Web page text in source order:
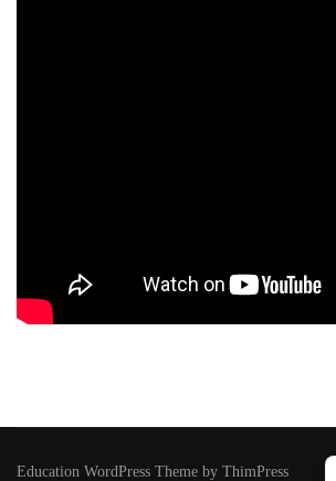
Education WordPress Theme by ThimPress